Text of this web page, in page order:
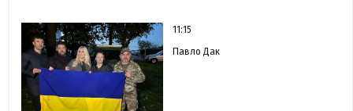
11:15
Павло Дак